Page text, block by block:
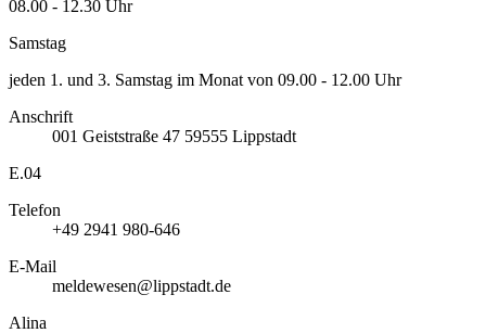
08.00 - 12.30 Uhr
Samstag
jeden 1. und 3. Samstag im Monat von 09.00 - 12.00 Uhr
Anschrift
001 Geiststraße 47 59555 Lippstadt
E.04
Telefon
+49 2941 980-646
E-Mail
meldewesen@lippstadt.de
Alina